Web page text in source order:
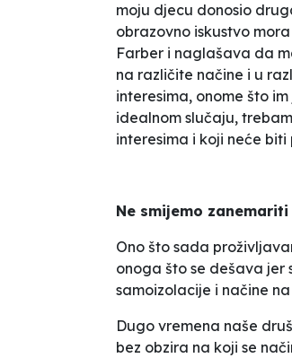
moju djecu donosio
obrazovno iskustvo
Farber i naglašava da
na različite načine i u
interesima, onome što
idealnom slučaju,
interesima i koji neće
Ne smijemo
Ono što sada
onoga što se dešava jer
samoizolacije i načine
Dugo vremena naše
bez obzira na koji se